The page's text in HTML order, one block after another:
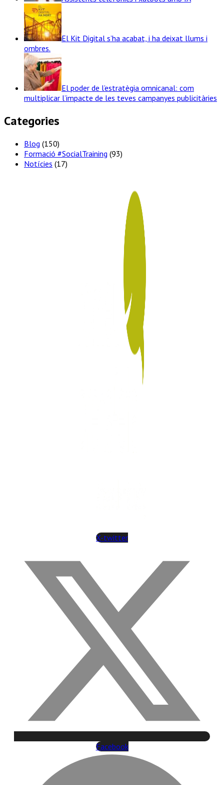
El Kit Digital s’ha acabat, i ha deixat llums i
ombres.
El poder de l’estratègia omnicanal: com
multiplicar l’impacte de les teves campanyes publicitàries
Categories
Blog (150)
Formació #SocialTraining (93)
Notícies (17)
X-twitter
Facebook